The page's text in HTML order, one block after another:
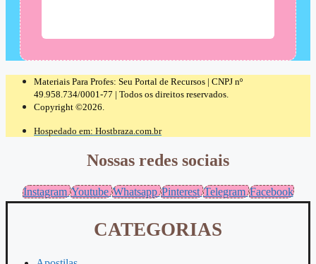
Materiais Para Profes: Seu Portal de Recursos | CNPJ nº
49.958.734/0001-77 | Todos os direitos reservados.
Copyright ©2026.
Hospedado em: Hostbraza.com.br
Nossas redes sociais
Instagram Youtube Whatsapp Pinterest Telegram Facebook
CATEGORIAS